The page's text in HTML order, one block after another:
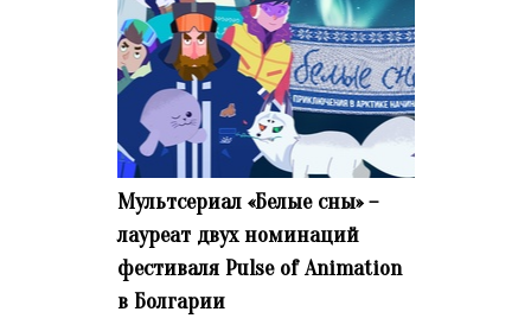
Мультсериал «Белые сны» –
лауреат двух номинаций
фестиваля Pulse of Animation
в Болгарии